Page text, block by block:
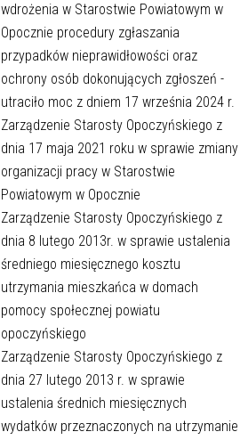
wdrożenia w Starostwie Powiatowym w
Opocznie procedury zgłaszania
przypadków nieprawidłowości oraz
ochrony osób dokonujących zgłoszeń -
utraciło moc z dniem 17 września 2024 r.
Zarządzenie Starosty Opoczyńskiego z
dnia 17 maja 2021 roku w sprawie zmiany
organizacji pracy w Starostwie
Powiatowym w Opocznie
Zarządzenie Starosty Opoczyńskiego z
dnia 8 lutego 2013r. w sprawie ustalenia
średniego miesięcznego kosztu
utrzymania mieszkańca w domach
pomocy społecznej powiatu
opoczyńskiego
Zarządzenie Starosty Opoczyńskiego z
dnia 27 lutego 2013 r. w sprawie
ustalenia średnich miesięcznych
wydatków przeznaczonych na utrzymanie